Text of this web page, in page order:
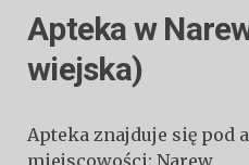
Apteka w
wiejska)
Apteka znajduje się pod
miejscowości: Narew